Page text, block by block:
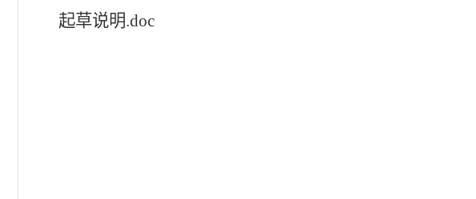
起草说明.doc